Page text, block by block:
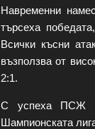
Навременни
търсеха
Всички късни
възползва от
2:1.
С успеха ПСЖ
Шампионската